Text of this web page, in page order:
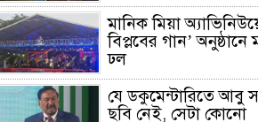
মানিক মিয়া
বিপ্লবের গান’ অনুষ্ঠানে
ঢল
যে ডকুমেন্টারিতে আবু
ছবি নেই, সেটা কোনো